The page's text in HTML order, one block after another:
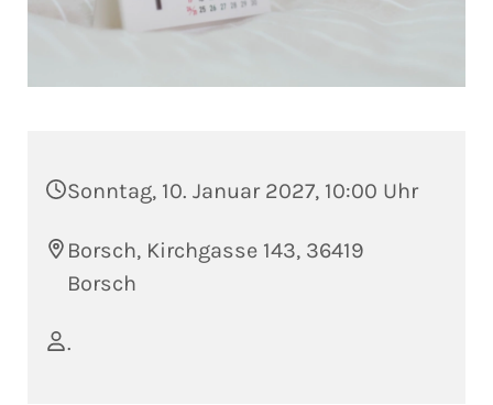
Sonntag, 10. Januar 2027, 10:00 Uhr
Borsch, Kirchgasse 143, 36419
Borsch
.